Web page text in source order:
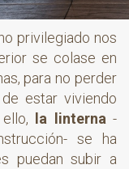
privilegiado nos
se colase en
para no perder
estar viviendo
la linterna -
se ha
puedan subir a